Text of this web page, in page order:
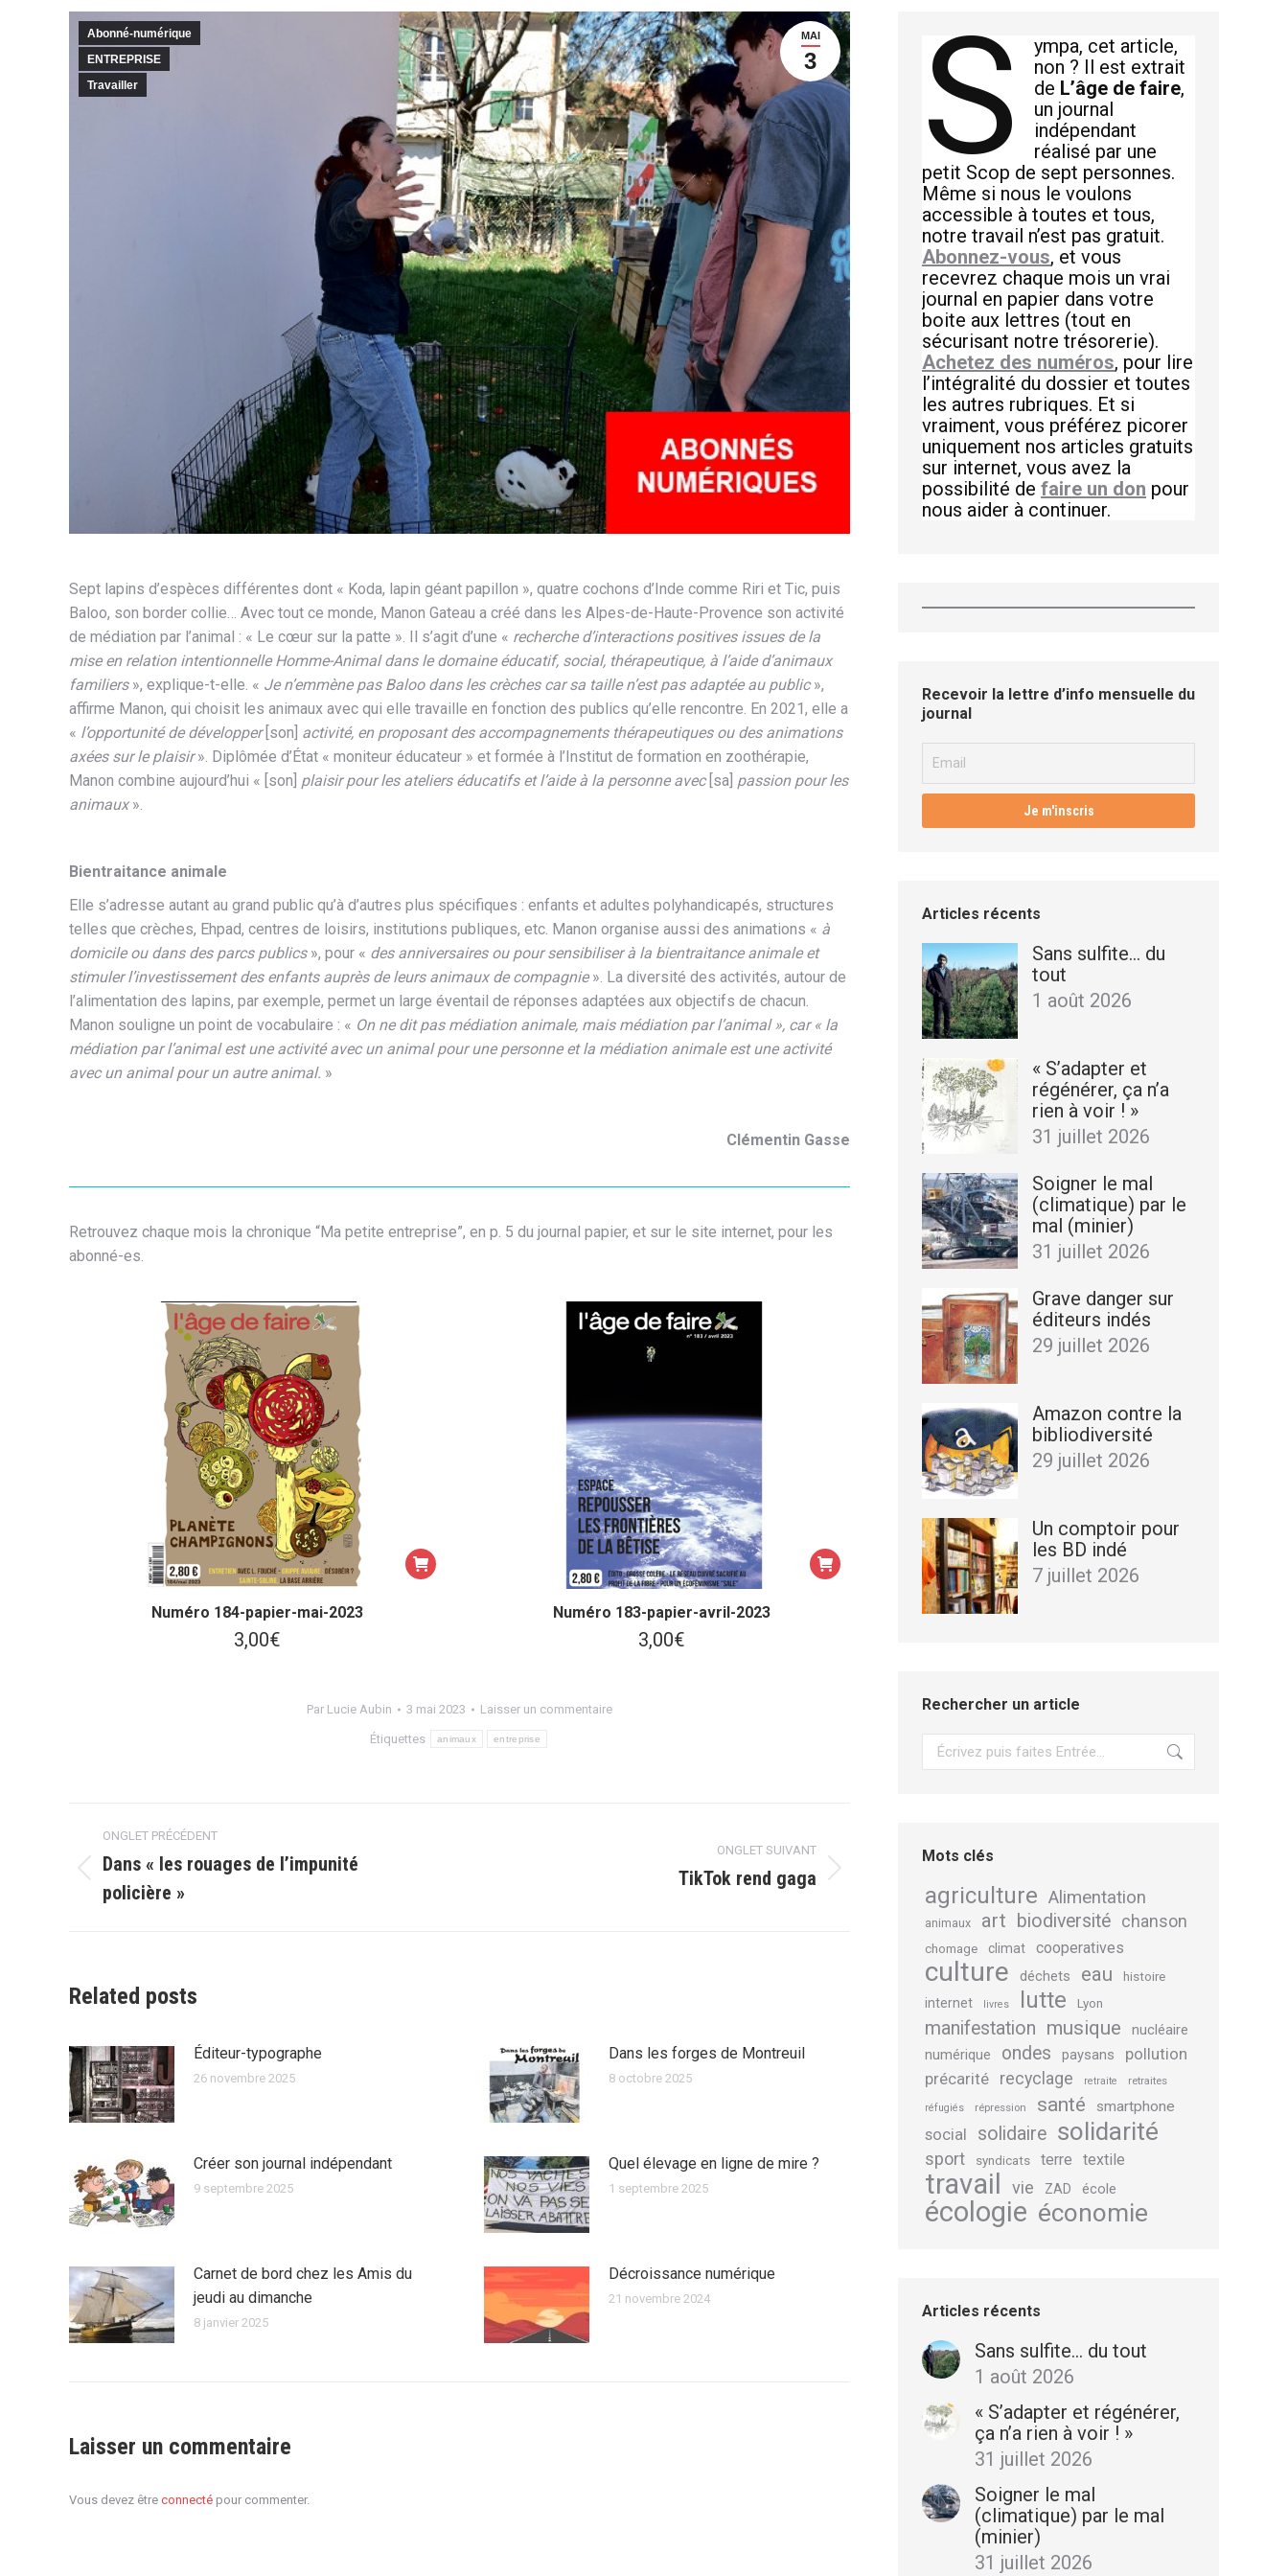
MAI
3
Abonné-numérique
ENTREPRISE
Travailler
Sept lapins d’espèces différentes dont « Koda, lapin géant papillon », quatre cochons d’Inde comme Riri et Tic, puis
Baloo, son border collie… Avec tout ce monde, Manon Gateau a créé dans les Alpes-de-Haute-Provence son activité
de médiation par l’animal : « Le cœur sur la patte ». Il s’agit d’une « recherche d’interactions positives issues de la
mise en relation intentionnelle Homme-Animal dans le domaine éducatif, social, thérapeutique, à l’aide d’animaux
familiers», explique-t-elle. « Je n’emmène pas Baloo dans les crèches car sa taille n’est pas adaptée au public»,
affirme Manon, qui choisit les animaux avec qui elle travaille en fonction des publics qu’elle rencontre. En 2021, elle a
« l’opportunité de développer[son] activité, en proposant des accompagnements thérapeutiques ou des animations
axées sur le plaisir». Diplômée d’État « moniteur éducateur » et formée à l’Institut de formation en zoothérapie,
Manon combine aujourd’hui « [son] plaisir pour les ateliers éducatifs et l’aide à la personne avec[sa] passion pour les
animaux».
Bientraitance animale
Elle s’adresse autant au grand public qu’à d’autres plus spécifiques : enfants et adultes polyhandicapés, structures
telles que crèches, Ehpad, centres de loisirs, institutions publiques, etc. Manon organise aussi des animations « à
domicile ou dans des parcs publics», pour « des anniversaires ou pour sensibiliser à la bientraitance animale et
stimuler l’investissement des enfants auprès de leurs animaux de compagnie». La diversité des activités, autour de
l’alimentation des lapins, par exemple, permet un large éventail de réponses adaptées aux objectifs de chacun.
Manon souligne un point de vocabulaire : « On ne dit pas médiation animale, mais médiation par l’animal », car « la
médiation par l’animal est une activité avec un animal pour une personne et la médiation animale est une activité
avec un animal pour un autre animal. »
Clémentin Gasse
Retrouvez chaque mois la chronique “Ma petite entreprise”, en p. 5 du journal papier, et sur le site internet, pour les
abonné-es.
Numéro 184-papier-mai-2023
3,00€
Numéro 183-papier-avril-2023
3,00€
Par Lucie Aubin 3 mai 2023 Laisser un commentaire
Étiquettes animaux entreprise
Navigation
de
commentaire
ONGLET PRÉCÉDENT
précédent
Dans « les rouages de l’impunité
policière »
ONGLET SUIVANT
TikTok rend gaga
Related posts
Éditeur-typographe
26 novembre 2025
Dans les forges de Montreuil
8 octobre 2025
Créer son journal indépendant
9 septembre 2025
Quel élevage en ligne de mire ?
1 septembre 2025
Carnet de bord chez les Amis du
jeudi au dimanche
8 janvier 2025
Décroissance numérique
21 novembre 2024
Laisser un commentaire
Vous devez être connecté pour commenter.
S
ympa, cet article,
non ? Il est extrait
de L’âge de faire,
un journal
indépendant
réalisé par une
petit Scop de sept personnes.
Même si nous le voulons
accessible à toutes et tous,
notre travail n’est pas gratuit.
Abonnez-vous, et vous
recevrez chaque mois un vrai
journal en papier dans votre
boite aux lettres (tout en
sécurisant notre trésorerie).
Achetez des numéros, pour lire
l’intégralité du dossier et toutes
les autres rubriques. Et si
vraiment, vous préférez picorer
uniquement nos articles gratuits
sur internet, vous avez la
possibilité de faire un don pour
nous aider à continuer.
Recevoir la lettre d’info mensuelle du
journal
Articles récents
Sans sulfite… du
tout
1 août 2026
« S’adapter et
régénérer, ça n’a
rien à voir ! »
31 juillet 2026
Soigner le mal
(climatique) par le
mal (minier)
31 juillet 2026
Grave danger sur
éditeurs indés
29 juillet 2026
Amazon contre la
bibliodiversité
29 juillet 2026
Un comptoir pour
les BD indé
7 juillet 2026
Rechercher un article
Recherche
Mots clés
agriculture Alimentation
animaux art biodiversité chanson
chomage climat cooperatives
culture déchets eau histoire
internet livres lutte Lyon
manifestation musique
nucléaire
numérique
ondes paysans
pollution
précarité
recyclage retraite retraites
réfugiés répression santé smartphone
social solidaire solidarité
sport syndicats terre textile
travail vie ZAD école
écologie économie
Articles récents
Sans sulfite… du tout
1 août 2026
« S’adapter et régénérer,
ça n’a rien à voir ! »
31 juillet 2026
Soigner le mal
(climatique) par le mal
(minier)
31 juillet 2026